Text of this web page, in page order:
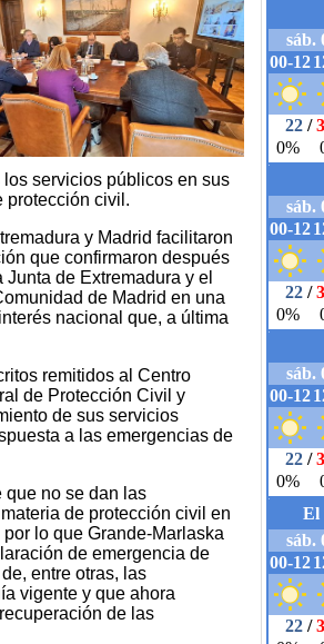
servicios públicos en sus
protección civil.
y Madrid facilitaron
que confirmaron después
de Extremadura y el
de Madrid en una
nacional que, a última
remitidos al Centro
de Protección Civil y
de sus servicios
a las emergencias de
que no se dan las
de protección civil en
lo que Grande-Marlaska
de emergencia de
entre otras, las
vigente y que ahora
de las